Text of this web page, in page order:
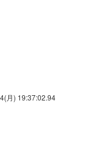
月) 19:37:02.94